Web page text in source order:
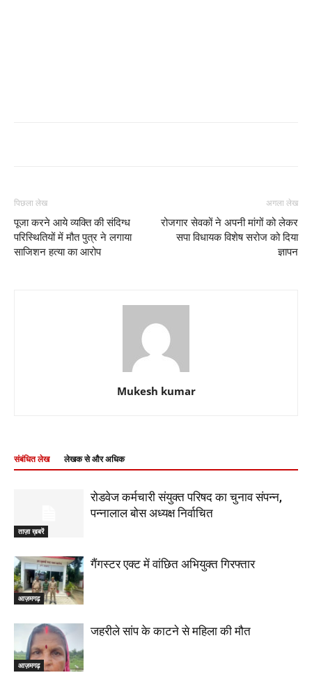
पिछला लेख
पूजा करने आये व्यक्ति की संदिग्ध
परिस्थितियों में मौत पुत्र ने लगाया
साजिशन हत्या का आरोप
अगला लेख
रोजगार सेवकों ने अपनी मांगों को लेकर
सपा विधायक विशेष सरोज को दिया
ज्ञापन
Mukesh kumar
संबंधित लेख लेखक से और अधिक
ताज़ा ख़बरें
रोडवेज कर्मचारी संयुक्त परिषद का चुनाव संपन्न,
पन्नालाल बोस अध्यक्ष निर्वाचित
आज़मगढ़
गैंगस्टर एक्ट में वांछित अभियुक्त गिरफ्तार
आज़मगढ़
जहरीले सांप के काटने से महिला की मौत